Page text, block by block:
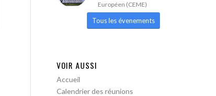
Européen (CEME)
Tous les évenements
VOIR AUSSI
Accueil
Calendrier des réunions